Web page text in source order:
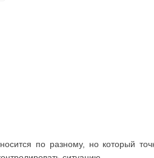
по разному, но который